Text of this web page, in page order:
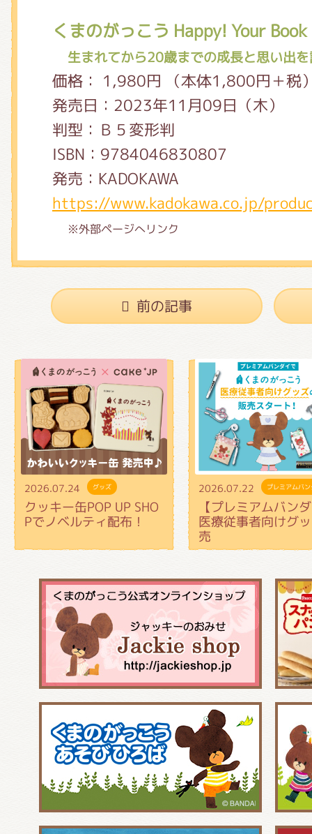
くまのがっこう Happy! Your Book
生まれてから20歳までの成長と思い出
価格： 1,980円 （本体1,800円＋税
発売日：2023年11月09日（木）
判型：Ｂ５変形判
ISBN：9784046830807
発売：KADOKAWA
https://www.kadokawa.co.jp/
※外部ページへリンク
前の記事
2026.07.24 グッズ
クッキー缶POP UP SHO
Pでノベルティ配布！
2026.07.22 プレミアムバ
【プレミアムバン
医療従事者向けグ
売